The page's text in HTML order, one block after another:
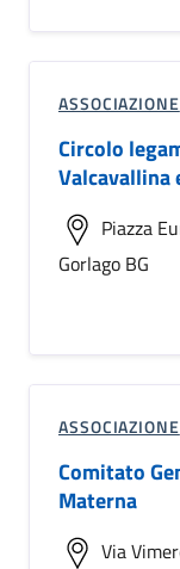
ASSOCIAZIONE
Circolo
Valcavallina
Piazza
Gorlago BG
ASSOCIAZIONE
Comitato
Materna
Via